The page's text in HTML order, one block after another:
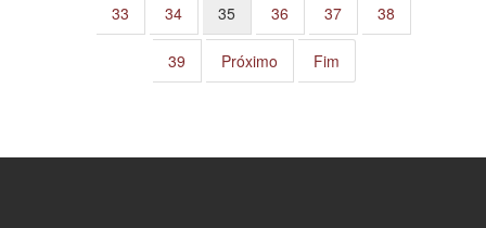
33 34 35 36 37 38
39 Próximo Fim